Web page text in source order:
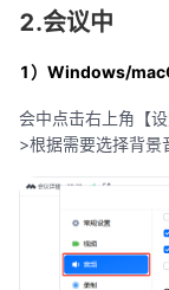
2.会议中
1）Windows/
会中点击右上角【
>根据需要选择背景